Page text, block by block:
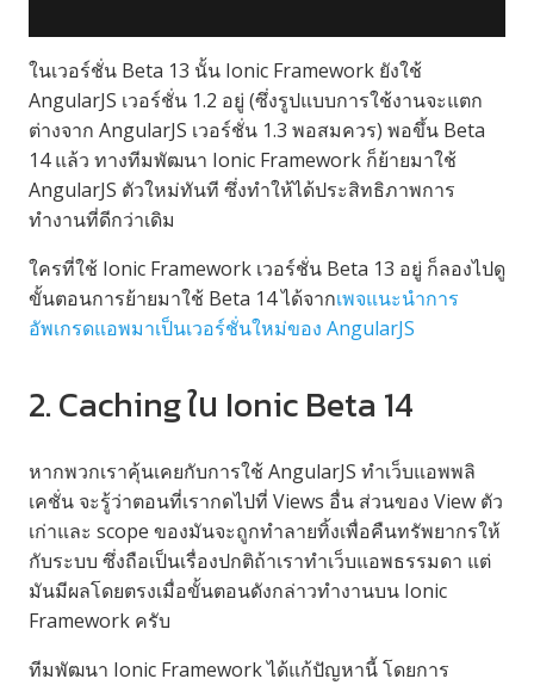
ในเวอร์ชั่น Beta 13 นั้น Ionic Framework ยังใช้
AngularJS เวอร์ชั่น 1.2 อยู่ (ซึ่งรูปแบบการใช้งานจะแตก
ต่างจาก AngularJS เวอร์ชั่น 1.3 พอสมควร) พอขึ้น Beta
14 แล้ว ทางทีมพัฒนา Ionic Framework ก็ย้ายมาใช้
AngularJS ตัวใหม่ทันที ซึ่งทำให้ได้ประสิทธิภาพการ
ทำงานที่ดีกว่าเดิม
ใครที่ใช้ Ionic Framework เวอร์ชั่น Beta 13 อยู่ ก็ลองไปดู
ขั้นตอนการย้ายมาใช้ Beta 14 ได้จากเพจแนะนำการ
อัพเกรดแอพมาเป็นเวอร์ชั่นใหม่ของ AngularJS
2. Caching ใน Ionic Beta 14
หากพวกเราคุ้นเคยกับการใช้ AngularJS ทำเว็บแอพพลิ
เคชั่น จะรู้ว่าตอนที่เรากดไปที่ Views อื่น ส่วนของ View ตัว
เก่าและ scope ของมันจะถูกทำลายทิ้งเพื่อคืนทรัพยากรให้
กับระบบ ซึ่งถือเป็นเรื่องปกติถ้าเราทำเว็บแอพธรรมดา แต่
มันมีผลโดยตรงเมื่อขั้นตอนดังกล่าวทำงานบน Ionic
Framework ครับ
ทีมพัฒนา Ionic Framework ได้แก้ปัญหานี้ โดยการ